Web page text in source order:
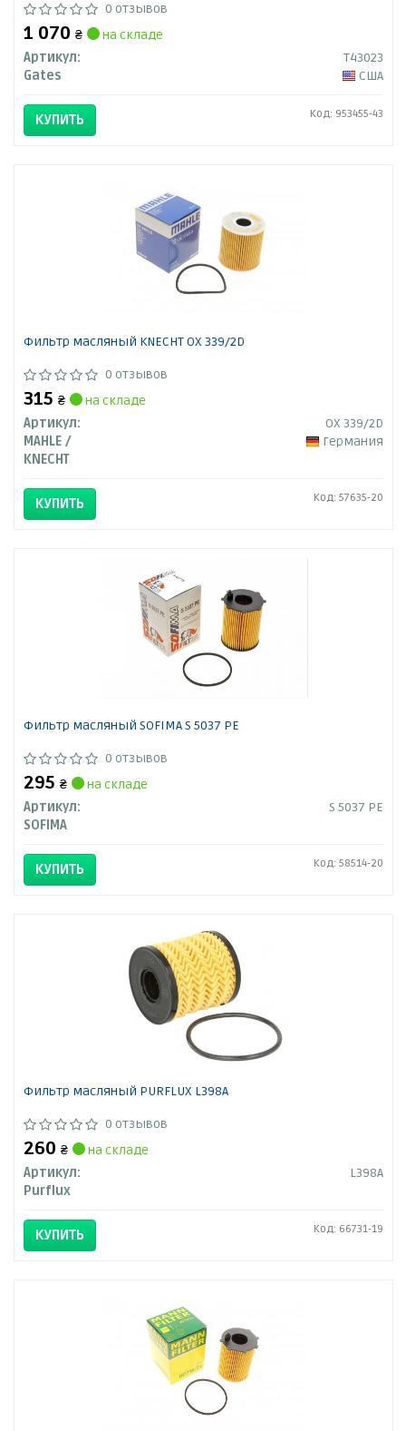
0 отзывов
1 070 ₴
на складе
Артикул:
T43023
Gates
США
КУПИТЬ Код: 953455-43
Фильтр масляный KNECHT OX 339/2D
0 отзывов
315 ₴
на складе
Артикул:
OX 339/2D
MAHLE /
KNECHT
Германия
КУПИТЬ Код: 57635-20
Фильтр масляный SOFIMA S 5037 PE
0 отзывов
295 ₴
на складе
Артикул:
S 5037 PE
SOFIMA
КУПИТЬ Код: 58514-20
Фильтр масляный PURFLUX L398A
0 отзывов
260 ₴
на складе
Артикул:
L398A
Purflux
КУПИТЬ Код: 66731-19